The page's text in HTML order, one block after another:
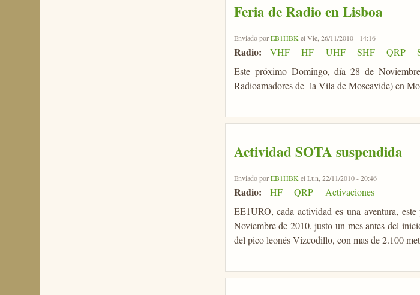
Feria de Radio en Lisboa
Enviado porEB1HBK el Vie, 26/11/2010 - 14:16
Radio: VHF HF UHF SHF QRP
Este próximo Domingo, día 28 de
Radioamadores de la Vila de Moscavide) en
Actividad SOTA suspendida
Enviado porEB1HBKel Lun, 22/11/2010 - 20:46
Radio: HF QRP
Activaciones
EE1URO, cada actividad es una aventura,
Noviembre de 2010, justo un mes antes del
del pico leonés Vizcodillo, con mas de 2.100